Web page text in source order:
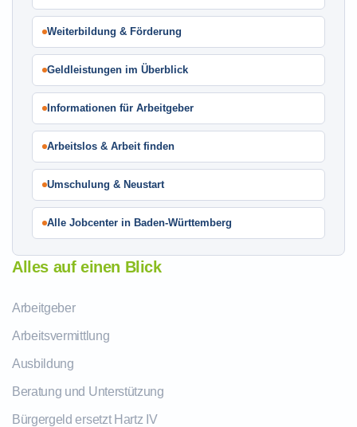
Weiterbildung & Förderung
Geldleistungen im Überblick
Informationen für Arbeitgeber
Arbeitslos & Arbeit finden
Umschulung & Neustart
Alle Jobcenter in Baden-Württemberg
Alles auf einen Blick
Arbeitgeber
Arbeitsvermittlung
Ausbildung
Beratung und Unterstützung
Bürgergeld ersetzt Hartz IV